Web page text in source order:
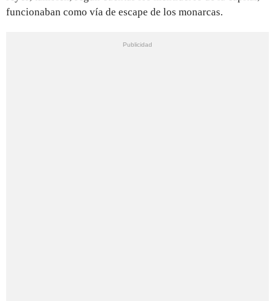
funcionaban como vía de escape de los monarcas.